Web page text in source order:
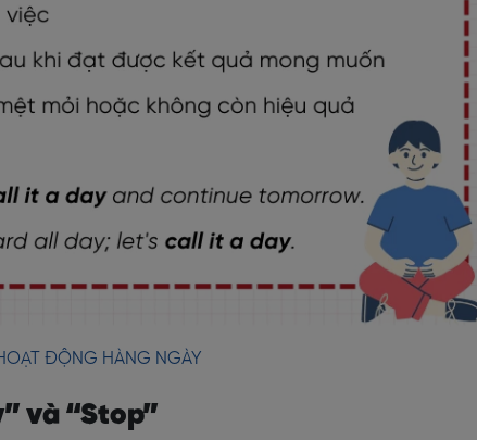
ĐỘNG HÀNG NGÀY
và “Stop”